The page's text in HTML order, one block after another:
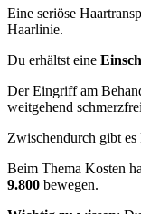
Eine seriöse
Haarlinie.
Du erhältst eine
Der Eingriff am
weitgehend
Zwischendurch gibt es
Beim Thema Kosten
9.800 bewegen.